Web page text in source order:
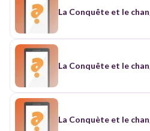
La Conquête et le
La Conquête et le
La Conquète et le